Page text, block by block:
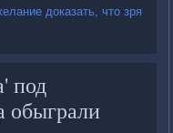
доказать, что зря
под
обыграли